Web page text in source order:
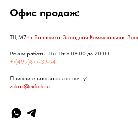
Офис продаж:
ТЦ М7+ г.Балашиха, Западная Коммунальная
Режим работы: Пн-Пт с 08:00 до 20:00
+7(499)877-39-94
Пришлите ваш заказ на почту:
zakaz@exfork.ru